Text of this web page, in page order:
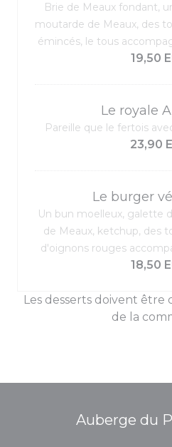
Brie de Meaux fondant,
moutarde de Meaux, des
émincés, le tous
19,50
Le royale
Pareille que le fertois
23,90
Le burger
Un bun moelleux, galette
de Meaux, ketchup, des
d'oignons rouges
18,50
Les desserts doivent
de la
Auberge du